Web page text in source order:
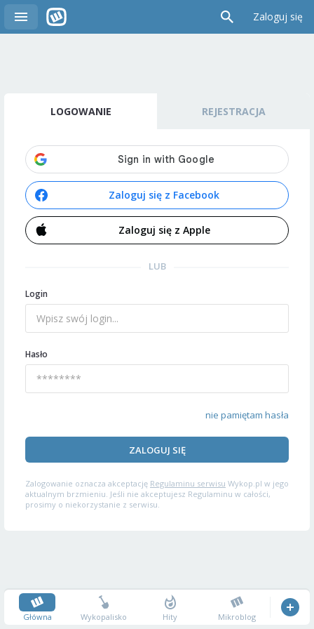
Zaloguj się
LOGOWANIE REJESTRACJA
Zaloguj się z Facebook
Zaloguj się z Apple
LUB
Login
Hasło
nie pamiętam hasła
ZALOGUJ SIĘ
Zalogowanie oznacza akceptację Regulaminu serwisu Wykop.pl w jego
aktualnym brzmieniu. Jeśli nie akceptujesz Regulaminu w całości,
prosimy o niekorzystanie z serwisu.
Główna Wykopalisko Hity Mikroblog